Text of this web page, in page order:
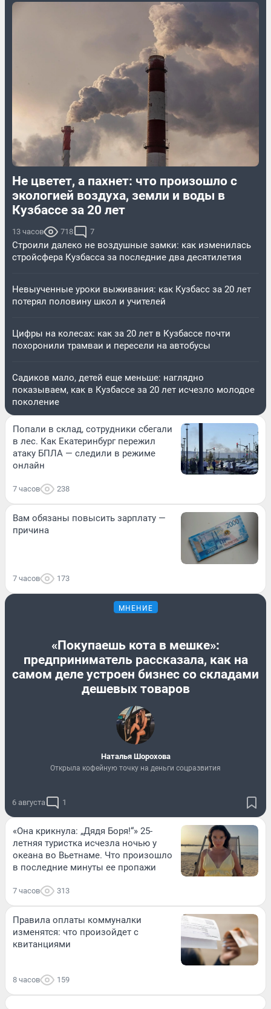
Не цветет, а пахнет: что произошло с
экологией воздуха, земли и воды в
Кузбассе за 20 лет
13 часов 718 7
Строили далеко не воздушные замки: как изменилась
стройсфера Кузбасса за последние два десятилетия
Невыученные уроки выживания: как Кузбасс за 20 лет
потерял половину школ и учителей
Цифры на колесах: как за 20 лет в Кузбассе почти
похоронили трамваи и пересели на автобусы
Садиков мало, детей еще меньше: наглядно
показываем, как в Кузбассе за 20 лет исчезло молодое
поколение
Попали в склад, сотрудники сбегали
в лес. Как Екатеринбург пережил
атаку БПЛА — следили в режиме
онлайн
7 часов 238
Вам обязаны повысить зарплату —
причина
7 часов 173
МНЕНИЕ
«Покупаешь кота в мешке»:
предприниматель рассказала, как на
самом деле устроен бизнес со складами
дешевых товаров
Наталья Шорохова
Открыла кофейную точку на деньги соцразвития
6 августа 1
«Она крикнула: „Дядя Боря!“» 25-
летняя туристка исчезла ночью у
океана во Вьетнаме. Что произошло
в последние минуты ее пропажи
7 часов 313
Правила оплаты коммуналки
изменятся: что произойдет с
квитанциями
8 часов 159